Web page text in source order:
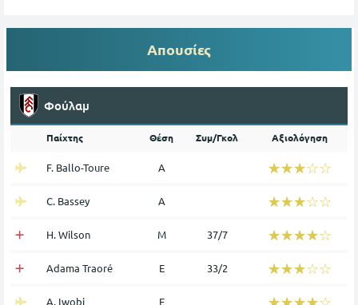
Απουσίες
Φούλαμ
Παίχτης Θέση Συμ/Γκολ Αξιολόγηση
F. Ballo-Toure Α ☆☆☆☆☆
★★★★★
C. Bassey Α ☆☆☆☆☆
★★★★★
H. Wilson Μ 37/7 ☆☆☆☆☆
★★★★★
Adama Traoré Ε 33/2 ☆☆☆☆☆
★★★★★
A. Iwobi Ε ☆☆☆☆☆
★★★★★